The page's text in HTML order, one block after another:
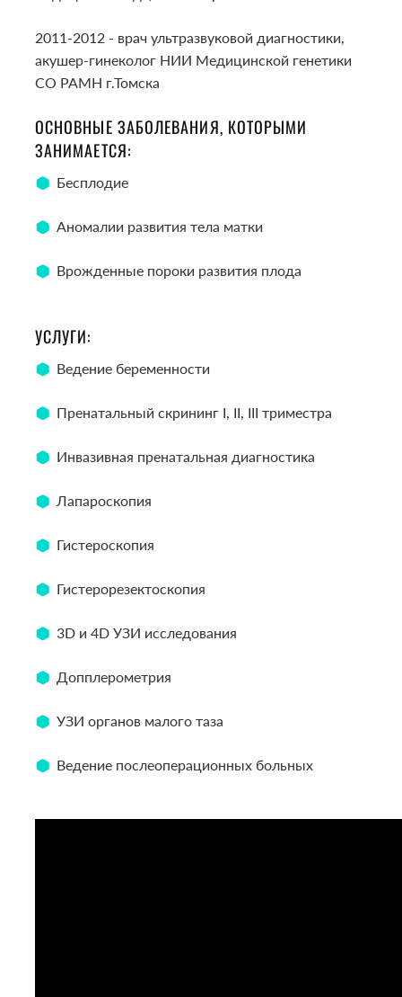
2011-2012 - врач ультразвуковой диагностики,
акушер-гинеколог НИИ Медицинской генетики
СО РАМН г.Томска
ОСНОВНЫЕ ЗАБОЛЕВАНИЯ, КОТОРЫМИ
ЗАНИМАЕТСЯ:
Бесплодие
Аномалии развития тела матки
Врожденные пороки развития плода
УСЛУГИ:
Ведение беременности
Пренатальный скрининг I, II, III триместра
Инвазивная пренатальная диагностика
Лапароскопия
Гистероскопия
Гистерорезектоскопия
3D и 4D УЗИ исследования
Допплерометрия
УЗИ органов малого таза
Ведение послеоперационных больных